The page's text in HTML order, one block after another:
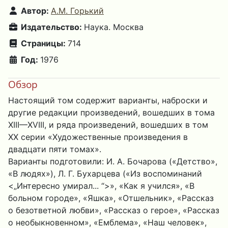
Автор: А.М. Горький
Издательство: Наука. Москва
Страницы: 714
Год: 1976
Обзор
Настоящий том содержит варианты, наброски и
другие редакции произведений, вошедших в тома
XIII—XVIII, и ряда произведений, вошедших в том
XX серии «Художественные произведения в
двадцати пяти томах».
Варианты подготовили: И. А. Бочарова («Детство»,
«В людях»), Л. Г. Бухарцева («Из воспоминаний
<„Интересно умирал... “>», «Как я учился», «В
больном городе», «Яшка», «Отшельник», «Рассказ
о безответной любви», «Рассказ о герое», «Рассказ
о необыкновенном», «Емблема», «Наш человек»,